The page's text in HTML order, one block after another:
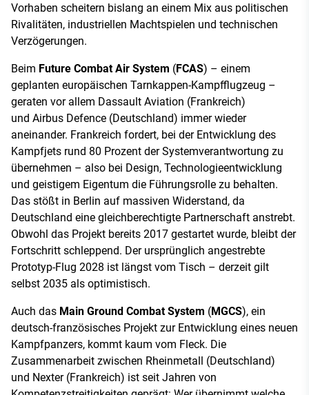
Vorhaben scheitern bislang an einem Mix aus politischen
Rivalitäten, industriellen Machtspielen und technischen
Verzögerungen.
Beim Future Combat Air System (FCAS) – einem
geplanten europäischen Tarnkappen-Kampfflugzeug –
geraten vor allem Dassault Aviation (Frankreich)
und Airbus Defence (Deutschland) immer wieder
aneinander. Frankreich fordert, bei der Entwicklung des
Kampfjets rund 80 Prozent der Systemverantwortung zu
übernehmen – also bei Design, Technologieentwicklung
und geistigem Eigentum die Führungsrolle zu behalten.
Das stößt in Berlin auf massiven Widerstand, da
Deutschland eine gleichberechtigte Partnerschaft anstrebt.
Obwohl das Projekt bereits 2017 gestartet wurde, bleibt der
Fortschritt schleppend. Der ursprünglich angestrebte
Prototyp-Flug 2028 ist längst vom Tisch – derzeit gilt
selbst 2035 als optimistisch.
Auch das Main Ground Combat System (MGCS), ein
deutsch-französisches Projekt zur Entwicklung eines neuen
Kampfpanzers, kommt kaum vom Fleck. Die
Zusammenarbeit zwischen Rheinmetall (Deutschland)
und Nexter (Frankreich) ist seit Jahren von